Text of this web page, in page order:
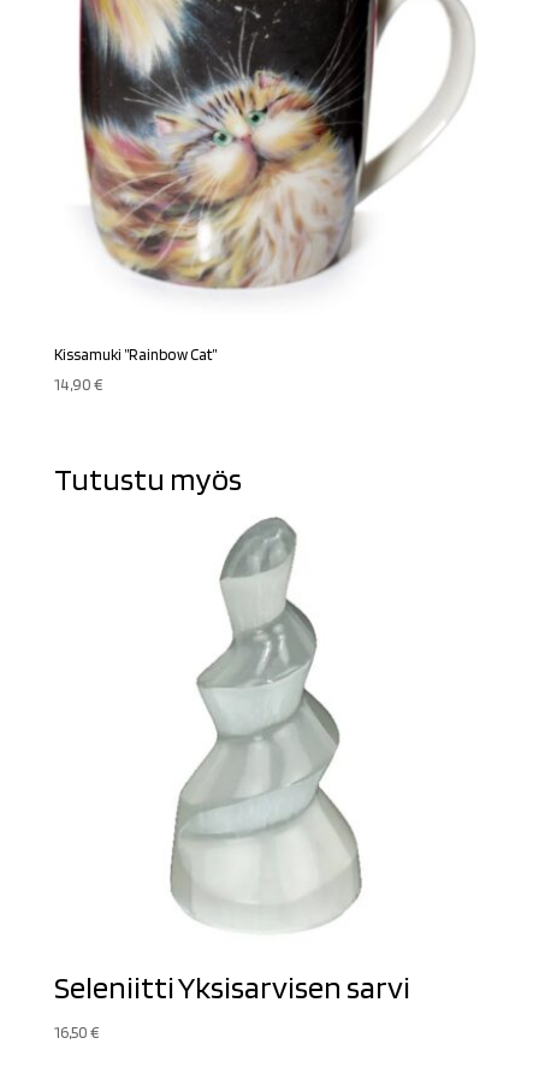
Kissamuki ”Rainbow Cat”
14,90€
Tutustu myös
Seleniitti Yksisarvisen sarvi
16,50€